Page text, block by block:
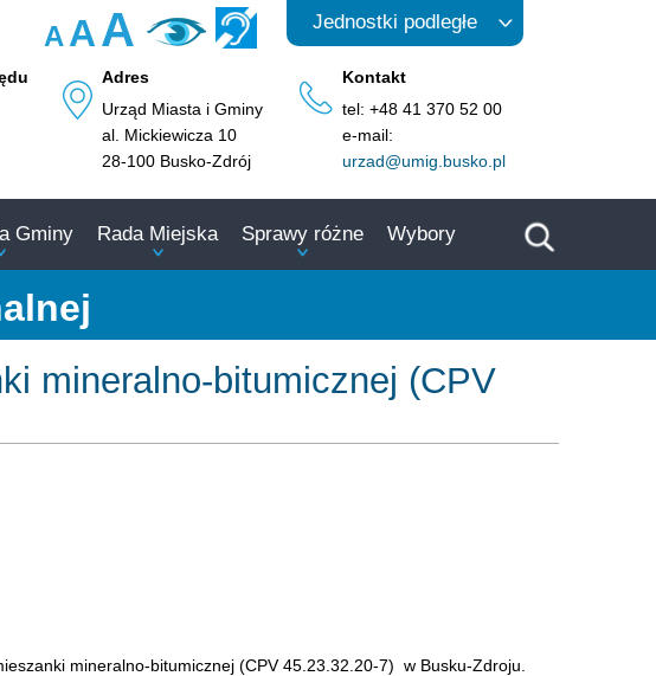
AAA Jednostki podległe
Adres
Urząd Miasta i Gminy
al. Mickiewicza 10
28-100 Busko-Zdrój
Kontakt
tel: +48 41 370 52 00
e-mail:
urzad@umig.busko.pl
Gminy Rada Miejska Sprawy różne Wybory
mineralno-bitumicznej (CPV
mineralno-bitumicznej (CPV 45.23.32.20-7) w Busku-Zdroju.